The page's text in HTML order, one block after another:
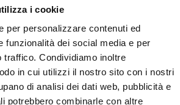
i cookie
per personalizzare contenuti ed
funzionalità dei social media e per
traffico. Condividiamo inoltre
in cui utilizzi il nostro sito con i nostri
di analisi dei dati web, pubblicità e
potrebbero combinarle con altre